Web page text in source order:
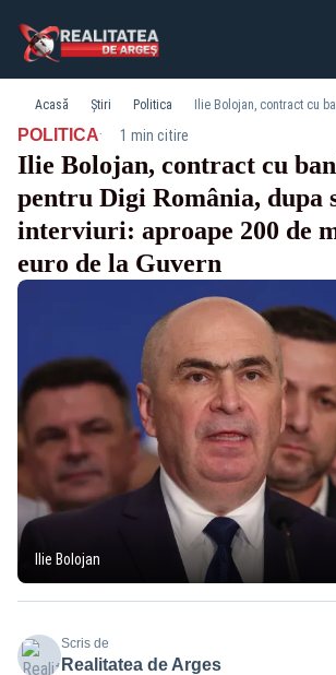
Acasă Știri Politica
POLITICA· 1 min citire
Ilie Bolojan, contract cu
pentru Digi România, dupa
interviuri: aproape 200 de
euro de la Guvern
Ilie Bolojan
Scris de
Realitatea de Arges